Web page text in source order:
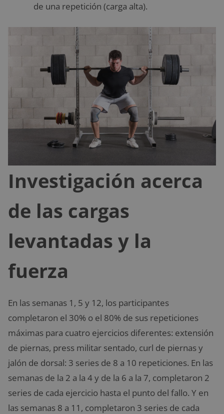
de una repetición (carga alta).
Investigación acerca
de las cargas
levantadas y la
fuerza
En las semanas 1, 5 y 12, los participantes
completaron el 30% o el 80% de sus repeticiones
máximas para cuatro ejercicios diferentes: extensión
de piernas, press militar sentado, curl de piernas y
jalón de dorsal: 3 series de 8 a 10 repeticiones. En las
semanas de la 2 a la 4 y de la 6 a la 7, completaron 2
series de cada ejercicio hasta el punto del fallo. Y en
las semanas 8 a 11, completaron 3 series de cada